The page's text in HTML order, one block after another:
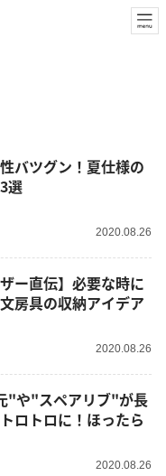
バツグン！夏仕様の
選
2020.08.26
ー直伝】必要な時に
房具の収納アイデア
2020.08.26
"や"スペアリブ"が長
ロトロに！ほったら
2020.08.26